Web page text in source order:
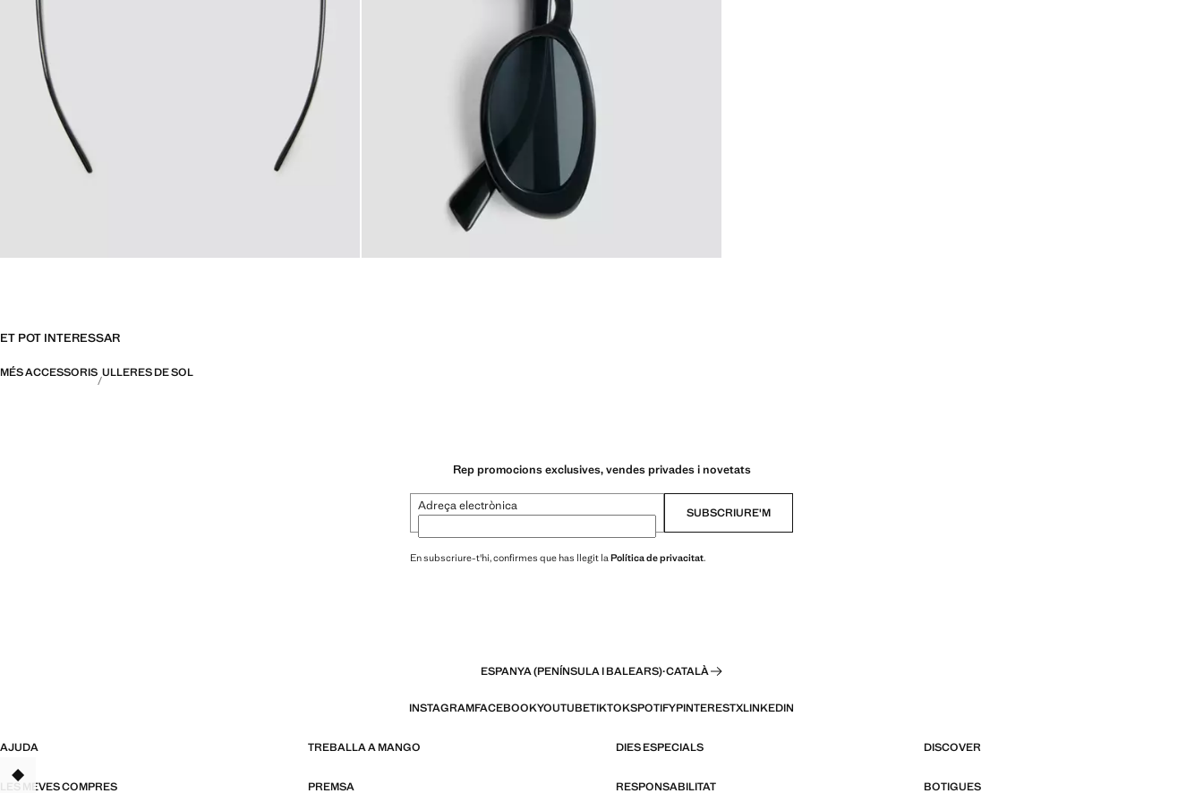
ET POT INTERESSAR
MÉS ACCESSORIS ULLERES DE SOL
Rep promocions exclusives, vendes privades i novetats
Adreça electrònica SUBSCRIURE'M
En subscriure-t'hi, confirmes que has llegit laPolítica de privacitat.
ESPANYA (PENÍNSULA I BALEARS)·CATALÀ
INSTAGRAMFACEBOOKYOUTUBETIKTOKSPOTIFYPINTERESTXLINKEDIN
AJUDA TREBALLA A MANGO DIES ESPECIALS DISCOVER
LES MEVES COMPRES PREMSA RESPONSABILITAT BOTIGUES